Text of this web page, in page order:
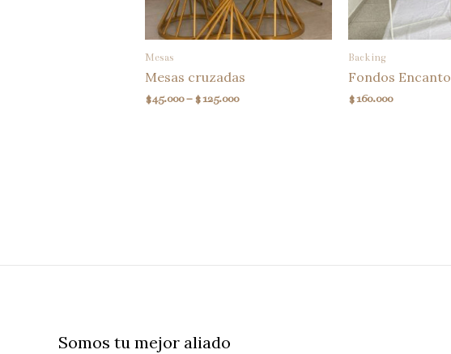
Mesas
Mesas cruzadas
$45.000–$125.000
Backing
Fondos Encanto
$160.000
Somos tu mejor aliado